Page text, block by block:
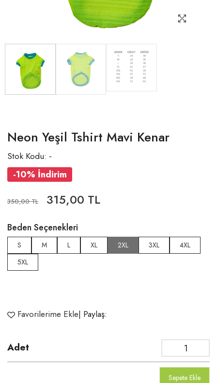
Neon Yeşil Tshirt Mavi Kenar
Stok Kodu: -
-10% İndirim
350,00 TL 315,00 TL
Beden Seçenekleri
S M L XL 2XL 3XL
4XL
5XL
Favorilerime Ekle| Paylaş:
Adet
Sepete Ekle